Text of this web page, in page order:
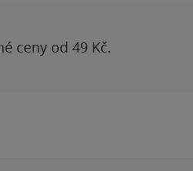
ceny od 49 Kč.